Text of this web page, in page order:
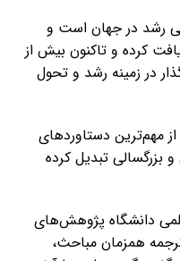
رشد در جهان است و
کرده و تاکنون بیش از
در زمینه رشد و تحول
مهم‌ترین دستاوردهای
بزرگسالی تبدیل کرده
دانشگاه پژوهش‌های
همزمان مباحث،